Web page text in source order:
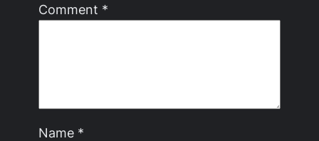
Comment *
Name *